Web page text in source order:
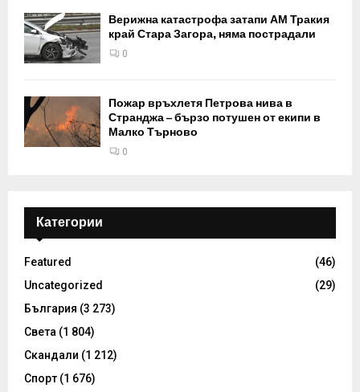
Верижна катастрофа затапи АМ Тракия
край Стара Загора, няма пострадали
0
Пожар връхлетя Петрова нива в
Странджа – бързо потушен от екипи в
Малко Търново
0
Категории
Featured
(46)
Uncategorized
(29)
България (3 273)
Света (1 804)
Скандали (1 212)
Спорт (1 676)